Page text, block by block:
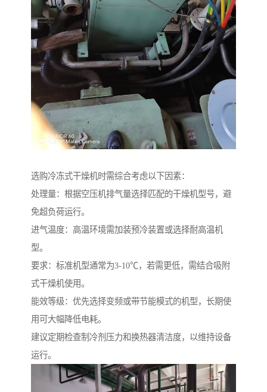
选购冷冻式干燥机时需综合考虑以下因素：
处理量：根据空压机排气量选择匹配的干燥机型号，避
免超负荷运行。
进气温度：高温环境需加装预冷装置或选择耐高温机
型。
要求：标准机型通常为3-10℃，若需更低，需结合吸附
式干燥机使用。
能效等级：优先选择变频或带节能模式的机型，长期使
用可大幅降低电耗。
建议定期检查制冷剂压力和换热器清洁度，以维持设备
运行。